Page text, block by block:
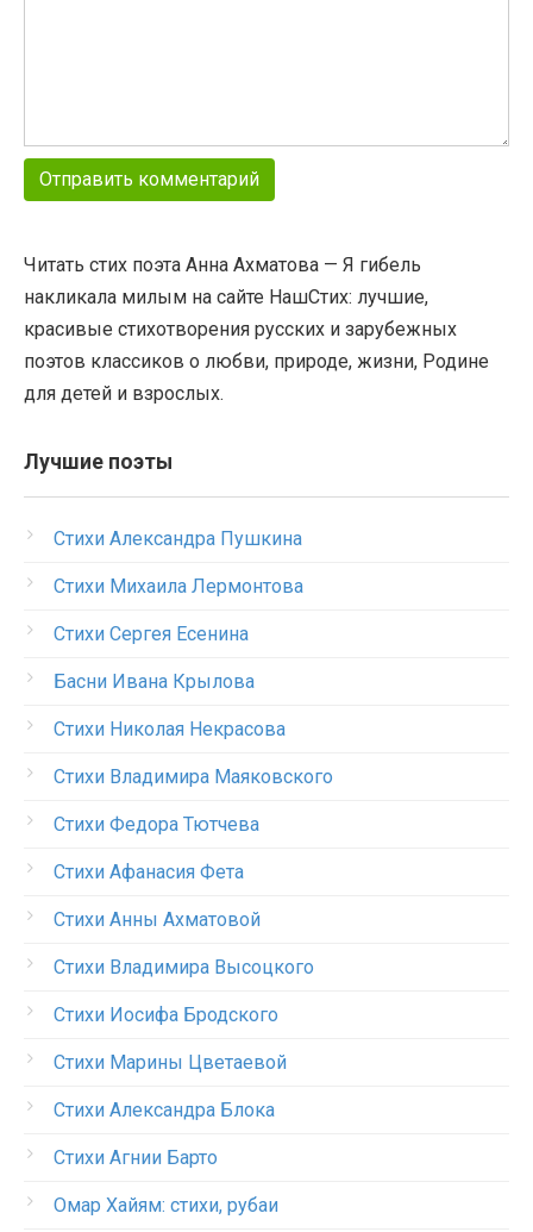
Читать стих поэта Анна Ахматова — Я гибель
накликала милым на сайте НашСтих: лучшие,
красивые стихотворения русских и зарубежных
поэтов классиков о любви, природе, жизни, Родине
для детей и взрослых.
Лучшие поэты
Стихи Александра Пушкина
Стихи Михаила Лермонтова
Стихи Сергея Есенина
Басни Ивана Крылова
Стихи Николая Некрасова
Стихи Владимира Маяковского
Стихи Федора Тютчева
Стихи Афанасия Фета
Стихи Анны Ахматовой
Стихи Владимира Высоцкого
Стихи Иосифа Бродского
Стихи Марины Цветаевой
Стихи Александра Блока
Стихи Агнии Барто
Омар Хайям: стихи, рубаи